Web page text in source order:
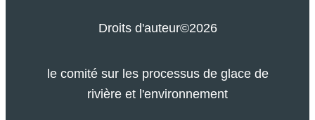
Droits d'auteur©2026
le comité sur les processus de glace de
rivière et l'environnement